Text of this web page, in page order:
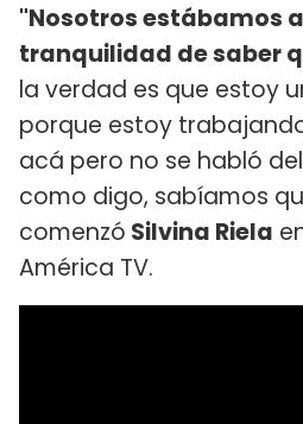
"Nosotros estábamos
tranquilidad de saber
la verdad es que estoy
porque estoy
acá pero no se habló
como digo, sabíamos
comenzó Silvina Riela
América TV.